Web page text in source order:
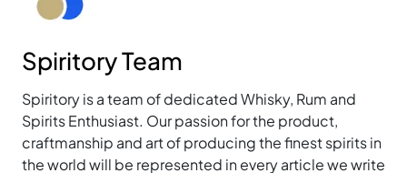
Spiritory Team
Spiritory is a team of dedicated Whisky, Rum and
Spirits Enthusiast. Our passion for the product,
craftmanship and art of producing the finest spirits in
the world will be represented in every article we write